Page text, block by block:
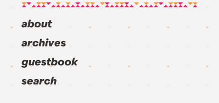
about
archives
guestbook
search